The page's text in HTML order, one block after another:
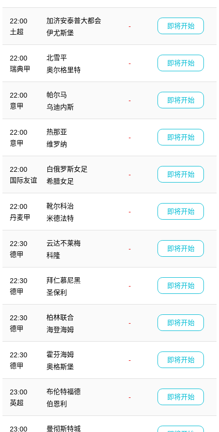
22:00
土超
加济安泰普大都会
-
伊尤斯堡
即将开始
22:00
瑞典甲
北雪平
-
奥尔格里特
即将开始
22:00
意甲
帕尔马
-
乌迪内斯
即将开始
22:00
意甲
热那亚
-
维罗纳
即将开始
22:00
国际友谊
白俄罗斯女足
-
希腊女足
即将开始
22:00
丹麦甲
靴尔科治
-
米德法特
即将开始
22:30
德甲
云达不莱梅
-
科隆
即将开始
22:30
德甲
拜仁慕尼黑
-
圣保利
即将开始
22:30
德甲
柏林联合
-
海登海姆
即将开始
22:30
德甲
霍芬海姆
-
奥格斯堡
即将开始
23:00
英超
布伦特福德
-
伯恩利
即将开始
23:00
曼彻斯特城